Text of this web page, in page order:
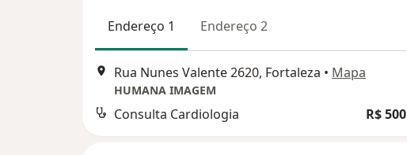
Endereço 1 Endereço 2
Rua Nunes Valente 2620, Fortaleza • Mapa
HUMANA IMAGEM
Consulta Cardiologia R$ 500